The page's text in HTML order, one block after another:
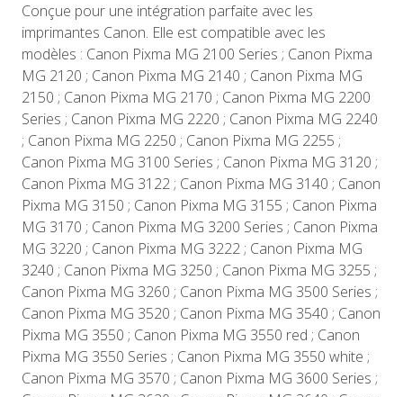
Conçue pour une intégration parfaite avec les
imprimantes Canon. Elle est compatible avec les
modèles : Canon Pixma MG 2100 Series ; Canon Pixma
MG 2120 ; Canon Pixma MG 2140 ; Canon Pixma MG
2150 ; Canon Pixma MG 2170 ; Canon Pixma MG 2200
Series ; Canon Pixma MG 2220 ; Canon Pixma MG 2240
; Canon Pixma MG 2250 ; Canon Pixma MG 2255 ;
Canon Pixma MG 3100 Series ; Canon Pixma MG 3120 ;
Canon Pixma MG 3122 ; Canon Pixma MG 3140 ; Canon
Pixma MG 3150 ; Canon Pixma MG 3155 ; Canon Pixma
MG 3170 ; Canon Pixma MG 3200 Series ; Canon Pixma
MG 3220 ; Canon Pixma MG 3222 ; Canon Pixma MG
3240 ; Canon Pixma MG 3250 ; Canon Pixma MG 3255 ;
Canon Pixma MG 3260 ; Canon Pixma MG 3500 Series ;
Canon Pixma MG 3520 ; Canon Pixma MG 3540 ; Canon
Pixma MG 3550 ; Canon Pixma MG 3550 red ; Canon
Pixma MG 3550 Series ; Canon Pixma MG 3550 white ;
Canon Pixma MG 3570 ; Canon Pixma MG 3600 Series ;